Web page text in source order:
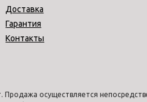
Доставка
Гарантия
Контакты
осуществляется